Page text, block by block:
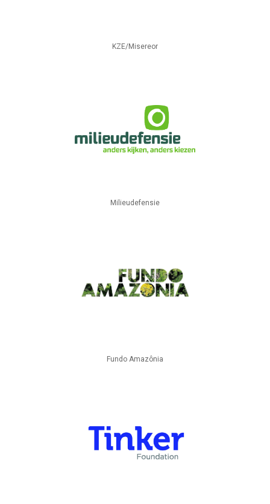
KZE/Misereor
Milieudefensie
Fundo Amazônia